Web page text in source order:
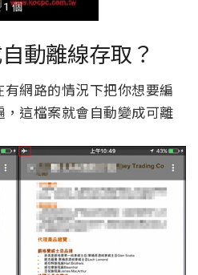
動離線存取？
網路的情況下把你想要編
這檔案就會自動變成可離